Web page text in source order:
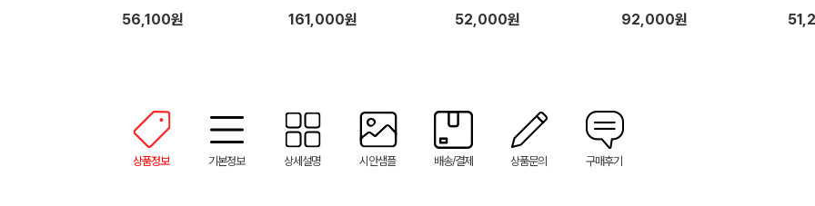
56,100원 161,000원 52,000원 92,000원
상품정보 기본정보 상세설명 시안샘플 배송/결제 상품문의 구매후기